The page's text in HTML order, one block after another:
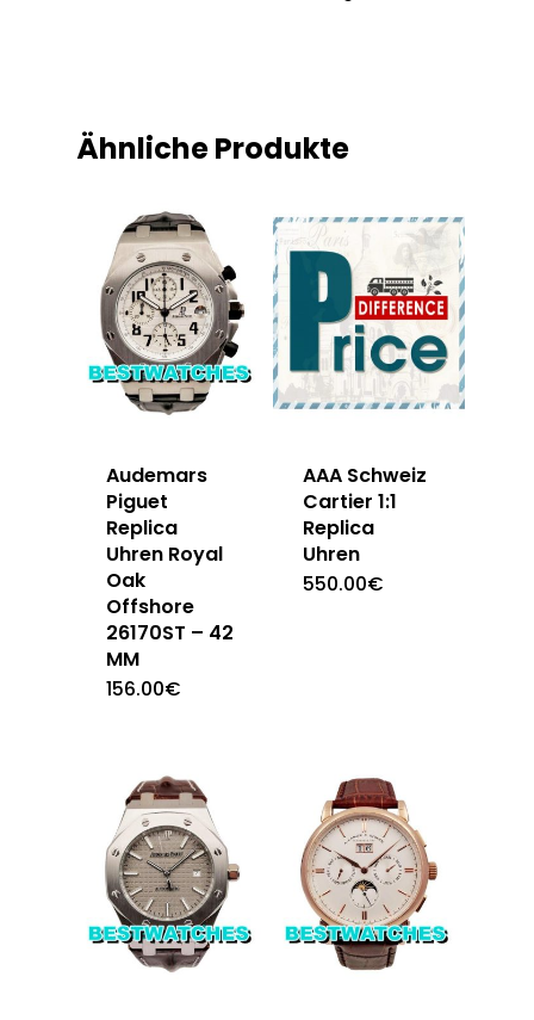
Ähnliche Produkte
Audemars
Piguet
Replica
Uhren Royal
Oak
Offshore
26170ST – 42
MM
156.00€
AAA Schweiz
Cartier 1:1
Replica
Uhren
550.00€